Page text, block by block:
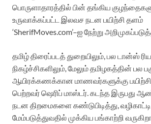
பொருளாதாரத்தில் பின் தங்கிய
உருவாக்கப்பட்ட இலவச நடன பயிற்சி தளம்
‘SherifMoves.com’–ஐ நேற்று
தமிழ் திரைப்படத் துறையிலும், பல டான்ஸ்
நிகழ்ச்சிகளிலும், மேலும் தமிழகத்தின் பல
ஆயிரக்கணக்கான மாணவர்களுக்கு பயிற்சி
பெற்றவர் ஷெரிப் மாஸ்டர். கடந்த இருபது
நடன திறமைகளை கண்டுபிடித்து,
மேம்படுத்துவதில் முக்கிய பங்காற்றி